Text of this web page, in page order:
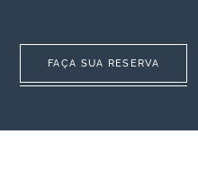
FAÇA SUA RESERVA